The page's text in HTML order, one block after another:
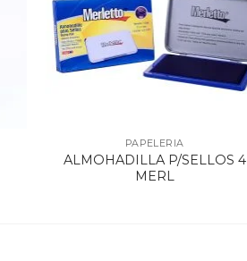
PAPELERIA
ALMOHADILLA P/SELLOS 4
MERL